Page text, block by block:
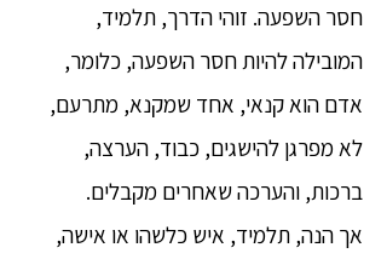
חסר השפעה. זוהי הדרך, תלמיד,
המובילה להיות חסר השפעה, כלומר,
אדם הוא קנאי, אחד שמקנא, מתרעם,
לא מפרגן להישגים, כבוד, הערצה,
ברכות, והערכה שאחרים מקבלים.
אך הנה, תלמיד, איש כלשהו או אישה,